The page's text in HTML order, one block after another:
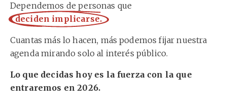
Dependemos de personas que
deciden implicarse.
Cuantas más lo hacen, más podemos fijar nuestra
agenda mirando solo al interés público.
Lo que decidas hoy es la fuerza con la que
entraremos en 2026.